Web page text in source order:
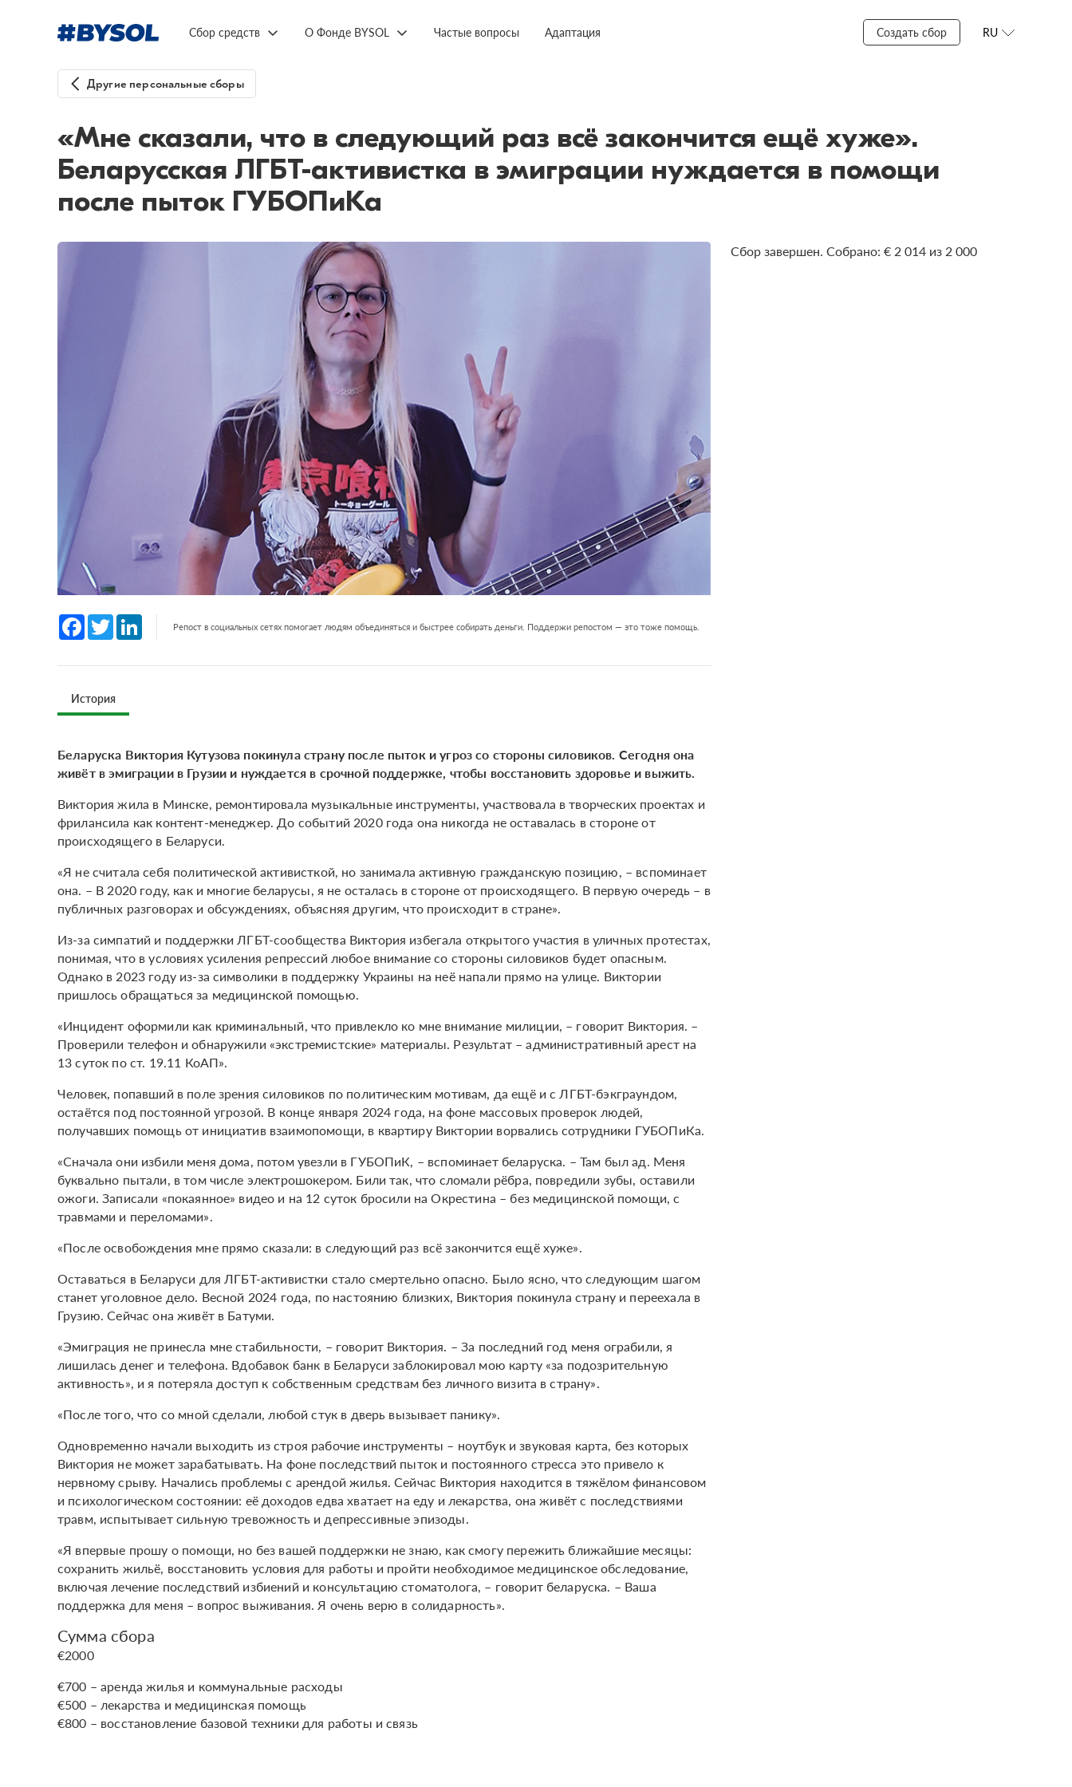
Сбор средств О Фонде BYSOL Частые вопросы Адаптация Создать сбор RU
Другие персональные сборы
«Мне сказали, что в следующий раз всё закончится ещё хуже».
Беларусская ЛГБТ-активистка в эмиграции нуждается в помощи
после пыток ГУБОПиКа
Facebook
Twitter LinkedInРепост в социальных сетях помогает людям объединяться и быстрее собирать деньги. Поддержи репостом — это тоже помощь.
История
Беларуска Виктория Кутузова покинула страну после пыток и угроз со стороны силовиков. Сегодня она
живёт в эмиграции в Грузии и нуждается в срочной поддержке, чтобы восстановить здоровье и выжить.
Виктория жила в Минске, ремонтировала музыкальные инструменты, участвовала в творческих проектах и
фрилансила как контент-менеджер. До событий 2020 года она никогда не оставалась в стороне от
происходящего в Беларуси.
«Я не считала себя политической активисткой, но занимала активную гражданскую позицию, – вспоминает
она. – В 2020 году, как и многие беларусы, я не осталась в стороне от происходящего. В первую очередь – в
публичных разговорах и обсуждениях, объясняя другим, что происходит в стране».
Из-за симпатий и поддержки ЛГБТ-сообщества Виктория избегала открытого участия в уличных протестах,
понимая, что в условиях усиления репрессий любое внимание со стороны силовиков будет опасным.
Однако в 2023 году из-за символики в поддержку Украины на неё напали прямо на улице. Виктории
пришлось обращаться за медицинской помощью.
«Инцидент оформили как криминальный, что привлекло ко мне внимание милиции, – говорит Виктория. –
Проверили телефон и обнаружили «экстремистские» материалы. Результат – административный арест на
13 суток по ст. 19.11 КоАП».
Человек, попавший в поле зрения силовиков по политическим мотивам, да ещё и с ЛГБТ-бэкграундом,
остаётся под постоянной угрозой. В конце января 2024 года, на фоне массовых проверок людей,
получавших помощь от инициатив взаимопомощи, в квартиру Виктории ворвались сотрудники ГУБОПиКа.
«Сначала они избили меня дома, потом увезли в ГУБОПиК, – вспоминает беларуска. – Там был ад. Меня
буквально пытали, в том числе электрошокером. Били так, что сломали рёбра, повредили зубы, оставили
ожоги. Записали «покаянное» видео и на 12 суток бросили на Окрестина – без медицинской помощи, с
травмами и переломами».
«После освобождения мне прямо сказали: в следующий раз всё закончится ещё хуже».
Оставаться в Беларуси для ЛГБТ-активистки стало смертельно опасно. Было ясно, что следующим шагом
станет уголовное дело. Весной 2024 года, по настоянию близких, Виктория покинула страну и переехала в
Грузию. Сейчас она живёт в Батуми.
«Эмиграция не принесла мне стабильности, – говорит Виктория. – За последний год меня ограбили, я
лишилась денег и телефона. Вдобавок банк в Беларуси заблокировал мою карту «за подозрительную
активность», и я потеряла доступ к собственным средствам без личного визита в страну».
«После того, что со мной сделали, любой стук в дверь вызывает панику».
Одновременно начали выходить из строя рабочие инструменты – ноутбук и звуковая карта, без которых
Виктория не может зарабатывать. На фоне последствий пыток и постоянного стресса это привело к
нервному срыву. Начались проблемы с арендой жилья. Сейчас Виктория находится в тяжёлом финансовом
и психологическом состоянии: её доходов едва хватает на еду и лекарства, она живёт с последствиями
травм, испытывает сильную тревожность и депрессивные эпизоды.
«Я впервые прошу о помощи, но без вашей поддержки не знаю, как смогу пережить ближайшие месяцы:
сохранить жильё, восстановить условия для работы и пройти необходимое медицинское обследование,
включая лечение последствий избиений и консультацию стоматолога, – говорит беларуска. – Ваша
поддержка для меня – вопрос выживания. Я очень верю в солидарность».
Сумма сбора
€2000
€700 – аренда жилья и коммунальные расходы
€500 – лекарства и медицинская помощь
€800 – восстановление базовой техники для работы и связь
Сбор завершен. Собрано: € 2 014 из 2 000